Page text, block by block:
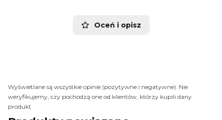
Oceń i opisz
Wyświetlane są wszystkie opinie (pozytywne i negatywne). Nie
weryfikujemy, czy pochodzą one od klientów, którzy kupili dany
produkt.